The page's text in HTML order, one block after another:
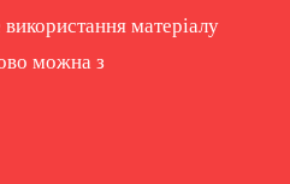
матеріалу
можна з